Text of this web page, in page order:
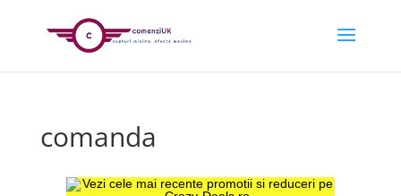
comanda